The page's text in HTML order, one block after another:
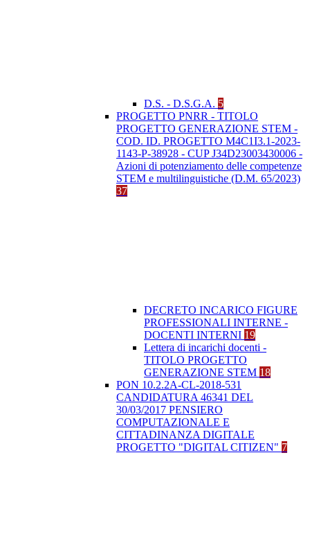
D.S. - D.S.G.A. 5
PROGETTO PNRR - TITOLO
PROGETTO GENERAZIONE STEM -
COD. ID. PROGETTO M4C1I3.1-2023-
1143-P-38928 - CUP J34D23003430006 -
Azioni di potenziamento delle competenze
STEM e multilinguistiche (D.M. 65/2023)
37
DECRETO INCARICO FIGURE
PROFESSIONALI INTERNE -
DOCENTI INTERNI 19
Lettera di incarichi docenti -
TITOLO PROGETTO
GENERAZIONE STEM 18
PON 10.2.2A-CL-2018-531
CANDIDATURA 46341 DEL
30/03/2017 PENSIERO
COMPUTAZIONALE E
CITTADINANZA DIGITALE
PROGETTO "DIGITAL CITIZEN" 7